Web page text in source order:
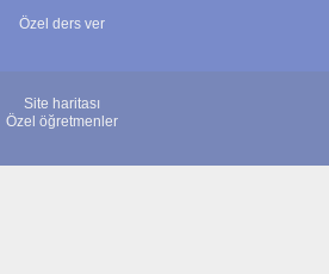
Özel ders ver
Site haritası
Özel öğretmenler